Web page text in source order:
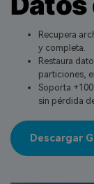
Tienda
Soporte
Recuperar
Soluciones
Recuperar
Escenarios
Por qué
Experto en
Historias de
Temas
Recupera
y completa.
Restaura
particiones,
Soporta
sin pérdida
Descargar